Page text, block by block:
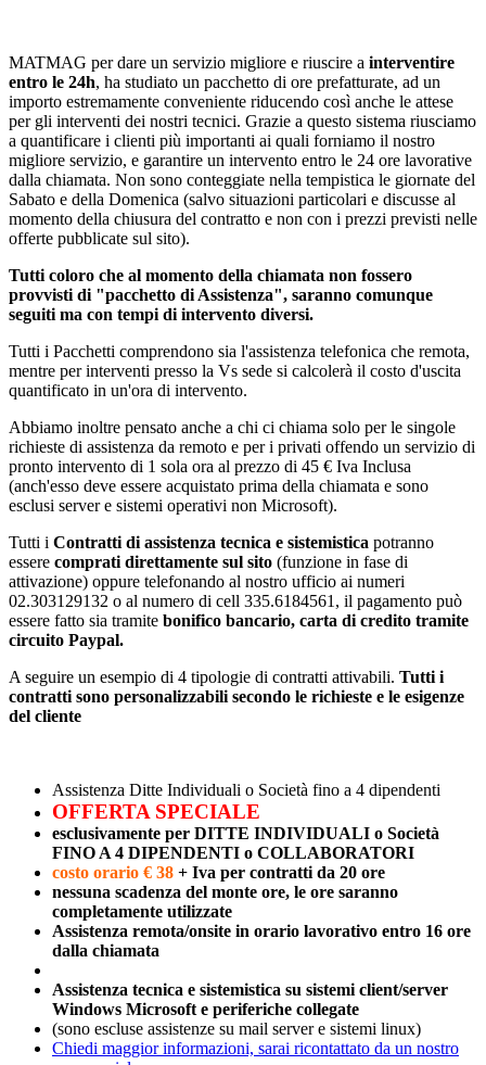
MATMAG per dare un servizio migliore e riuscire a interventire
entro le 24h, ha studiato un pacchetto di ore prefatturate, ad un
importo estremamente conveniente riducendo così anche le attese
per gli interventi dei nostri tecnici. Grazie a questo sistema riusciamo
a quantificare i clienti più importanti ai quali forniamo il nostro
migliore servizio, e garantire un intervento entro le 24 ore lavorative
dalla chiamata. Non sono conteggiate nella tempistica le giornate del
Sabato e della Domenica (salvo situazioni particolari e discusse al
momento della chiusura del contratto e non con i prezzi previsti nelle
offerte pubblicate sul sito).
Tutti coloro che al momento della chiamata non fossero
provvisti di "pacchetto di Assistenza", saranno comunque
seguiti ma con tempi di intervento diversi.
Tutti i Pacchetti comprendono sia l'assistenza telefonica che remota,
mentre per interventi presso la Vs sede si calcolerà il costo d'uscita
quantificato in un'ora di intervento.
Abbiamo inoltre pensato anche a chi ci chiama solo per le singole
richieste di assistenza da remoto e per i privati offendo un servizio di
pronto intervento di 1 sola ora al prezzo di 45 € Iva Inclusa
(anch'esso deve essere acquistato prima della chiamata e sono
esclusi server e sistemi operativi non Microsoft).
Tutti i Contratti di assistenza tecnica e sistemistica potranno
essere comprati direttamente sul sito (funzione in fase di
attivazione) oppure telefonando al nostro ufficio ai numeri
02.303129132 o al numero di cell 335.6184561, il pagamento può
essere fatto sia tramite bonifico bancario, carta di credito tramite
circuito Paypal.
A seguire un esempio di 4 tipologie di contratti attivabili. Tutti i
contratti sono personalizzabili secondo le richieste e le esigenze
del cliente
Assistenza Ditte Individuali o Società fino a 4 dipendenti
OFFERTA SPECIALE
esclusivamente per DITTE INDIVIDUALI o Società
FINO A 4 DIPENDENTI o COLLABORATORI
costo orario € 38 + Iva per contratti da 20 ore
nessuna scadenza del monte ore, le ore saranno
completamente utilizzate
Assistenza remota/onsite in orario lavorativo entro 16 ore
dalla chiamata
Assistenza tecnica e sistemistica su sistemi client/server
Windows Microsoft e periferiche collegate
(sono escluse assistenze su mail server e sistemi linux)
Chiedi maggior informazioni, sarai ricontattato da un nostro